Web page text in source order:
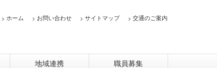
ホーム お問い合わせ サイトマップ 交通のご案内
地域連携 職員募集